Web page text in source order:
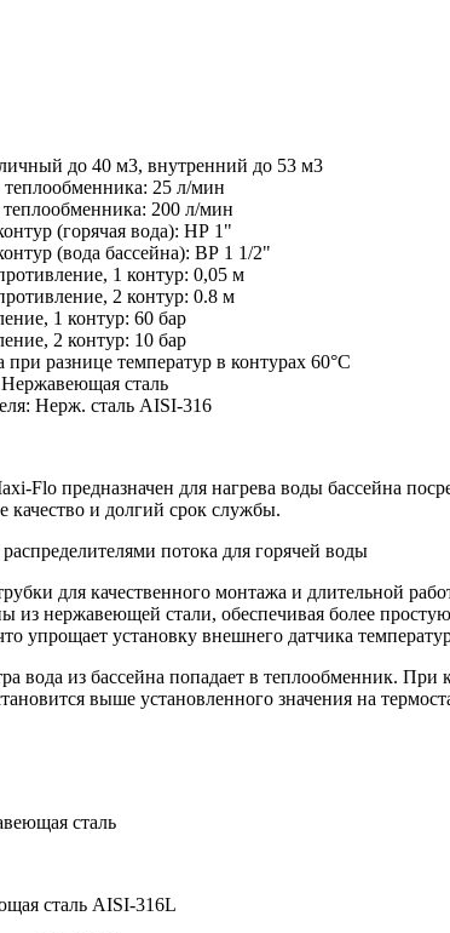
до 40 м3, внутренний до 53 м3
25 л/мин
200 л/мин
(горячая вода): НР 1"
(вода бассейна): ВР 1 1/2"
1 контур: 0,05 м
2 контур: 0.8 м
1 контур: 60 бар
2 контур: 10 бар
разнице температур в контурах 60°С
сталь
Нерж. сталь AISI-316
Flo предназначен для нагрева воды бассейна
качество и долгий срок службы.
потока для горячей воды
для качественного монтажа и длительной
из нержавеющей стали, обеспечивая более
упрощает установку внешнего датчика
вода из бассейна попадает в теплообменник. При
выше установленного значения на
сталь
сталь AISI-316L